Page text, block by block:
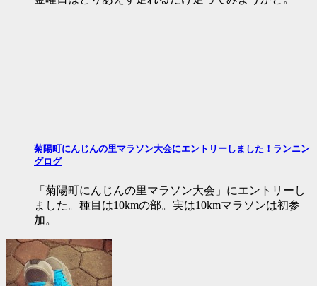
菊陽町にんじんの里マラソン大会にエントリーしました！ランニン
グログ
「菊陽町にんじんの里マラソン大会」にエントリーし
ました。種目は10kmの部。実は10kmマラソンは初参
加。